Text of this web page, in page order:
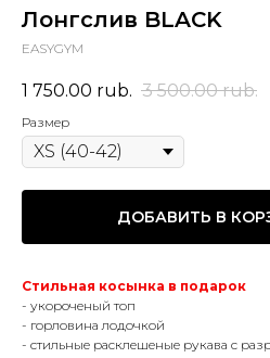
Лонгслив BLACK
EASYGYM
1 750.00 rub. 3 500.00 rub.
Размер
ДОБАВИТЬ В
Стильная косынка в подарок
- укороченый топ
- горловина лодочкой
- стильные расклешеные рукава с